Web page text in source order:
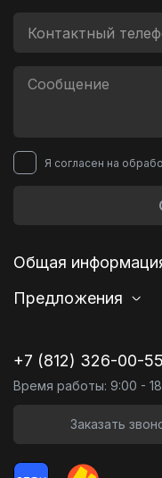
Я согласен на
Общая
Предложения
+7 (812) 326-00-55
Время работы: 9:00 -
Заказать